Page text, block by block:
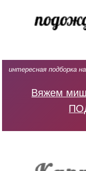
интересная подборка
Вяжем